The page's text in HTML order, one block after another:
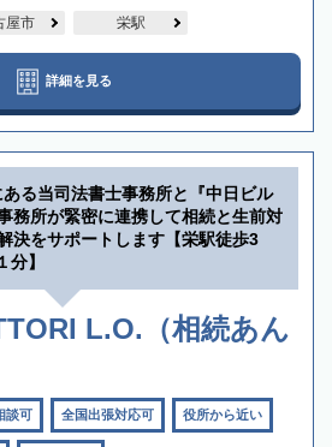
屋市 栄駅
詳細を見る
ある当司法書士事務所と『中日ビル
務所が緊密に連携して相続と生前対
決をサポートします【栄駅徒歩3
】
L.O.（相続あん
談可 全国出張対応可 役所から近い